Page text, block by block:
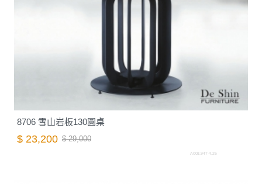
8706 雪山岩板130圓桌
$ 23,200 $ 29,000
A003.947-4.26